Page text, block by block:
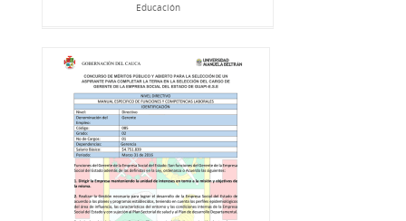
Educación